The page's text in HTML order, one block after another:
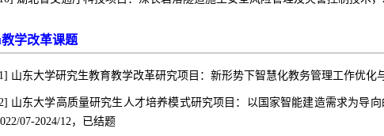
教学改革课题
山东大学研究生教育教学改革研究项目：新形势下智慧化教务管理工作优化
山东大学高质量研究生人才培养模式研究项目：以国家智能建造需求为导
07-2024/12，已结题